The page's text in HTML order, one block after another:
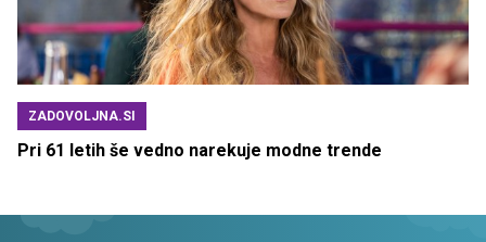
ZADOVOLJNA.SI
Pri 61 letih še vedno narekuje modne trende